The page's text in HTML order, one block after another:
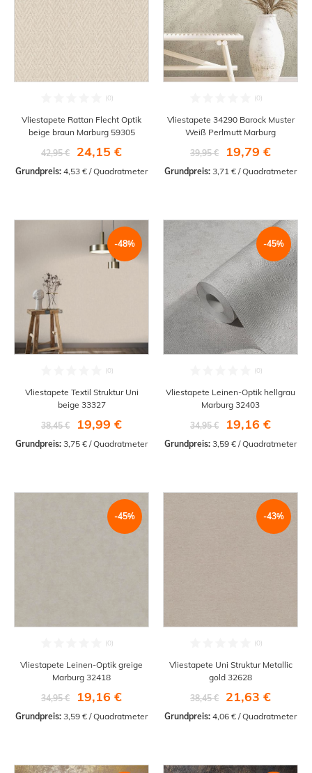
Vliestapete Rattan Flecht Optik
beige braun Marburg 59305
42,95 €
24,15 €
Grundpreis: 4,53 € / Quadratmeter
Vliestapete 34290 Barock Muster
Weiß Perlmutt Marburg
39,95 €
19,79 €
Grundpreis: 3,71 € / Quadratmeter
-48%
Vliestapete Textil Struktur Uni
beige 33327
38,45 €
19,99 €
Grundpreis: 3,75 € / Quadratmeter
-45%
Vliestapete Leinen-Optik hellgrau
Marburg 32403
34,95 €
19,16 €
Grundpreis: 3,59 € / Quadratmeter
-45%
Vliestapete Leinen-Optik greige
Marburg 32418
34,95 €
19,16 €
Grundpreis: 3,59 € / Quadratmeter
-43%
Vliestapete Uni Struktur Metallic
gold 32628
38,45 €
21,63 €
Grundpreis: 4,06 € / Quadratmeter